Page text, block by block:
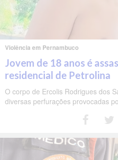
Violência em Pernambuco
Jovem de 18 anos é
residencial de Petrolina
O corpo de Ercolis Rodrigues dos
diversas perfurações provocadas